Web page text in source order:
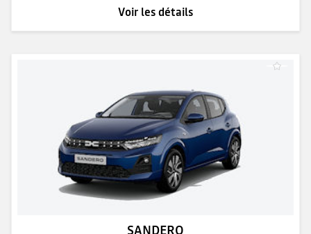
Voir les détails
SANDERO